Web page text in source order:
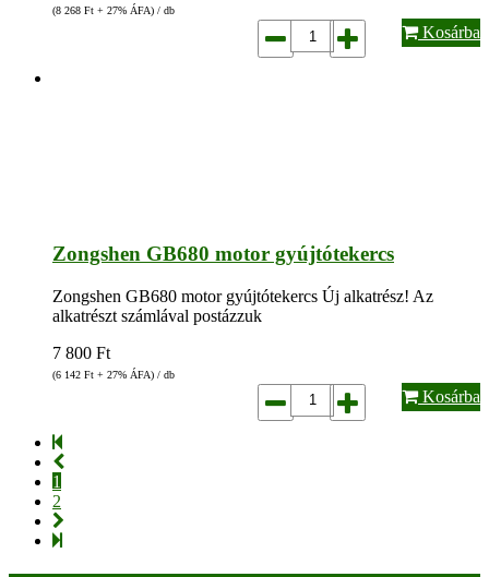
(8 268 Ft + 27% ÁFA) / db
Kosárba
Zongshen GB680 motor gyújtótekercs
Zongshen GB680 motor gyújtótekercs Új alkatrész! Az
alkatrészt számlával postázzuk
7 800 Ft
(6 142 Ft + 27% ÁFA) / db
Kosárba
1
2